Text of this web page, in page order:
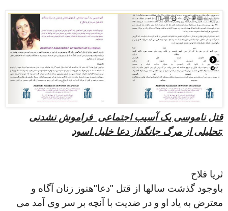
قتل ناموسی یک آسیب اجتماعی فراموش نشدنی
;تحليلى از مرگ جانگداز دعا خليل اسود
ثريا فلاح
باوجود گذشت سالها از قتل "دعا"هنوز زنان آگاه و
معترض به یاد او و در ضدیت با آنچه بر سر وی آمد می